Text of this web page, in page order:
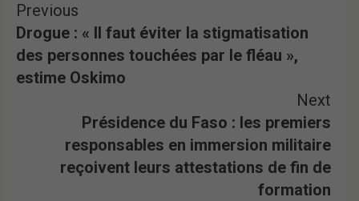
Previous
Drogue : « Il faut éviter la stigmatisation
des personnes touchées par le fléau »,
estime Oskimo
Next
Présidence du Faso : les premiers
responsables en immersion militaire
reçoivent leurs attestations de fin de
formation